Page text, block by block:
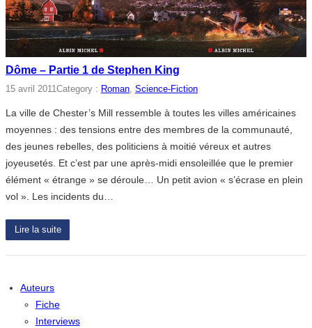
Dôme – Partie 1 de Stephen King
15 avril 2011Category : Roman, Science-Fiction
La ville de Chester’s Mill ressemble à toutes les villes américaines
moyennes : des tensions entre des membres de la communauté,
des jeunes rebelles, des politiciens à moitié véreux et autres
joyeusetés. Et c’est par une après-midi ensoleillée que le premier
élément « étrange » se déroule… Un petit avion « s’écrase en plein
vol ». Les incidents du…
Lire la suite
Auteurs
Fiche
Interviews